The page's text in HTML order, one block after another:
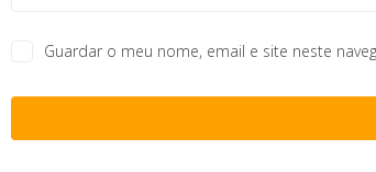
Guardar o meu nome, email e site neste